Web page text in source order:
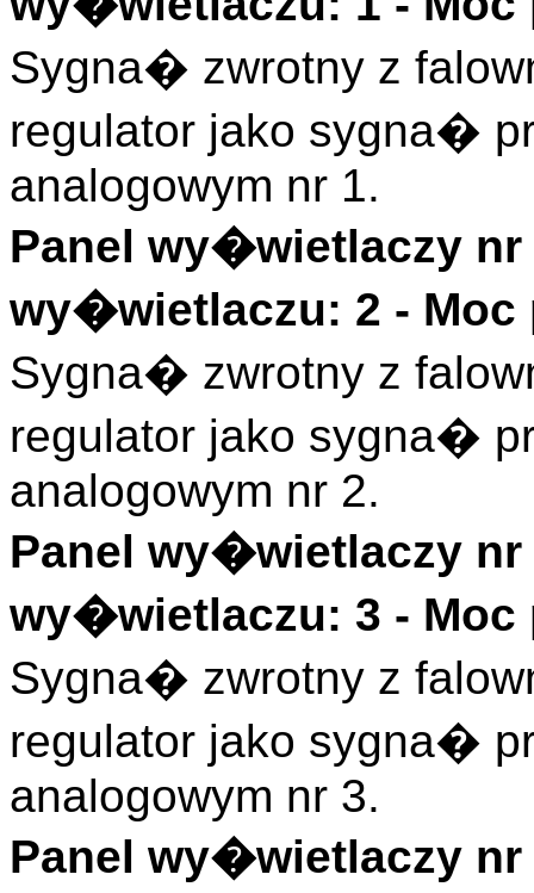
Sygna� zwrotny z
regulator jako sygna�
analogowym nr 1.
Panel wy�wietlaczy nr
wy�wietlaczu: 2 - Moc
Sygna� zwrotny z
regulator jako sygna�
analogowym nr 2.
Panel wy�wietlaczy nr
wy�wietlaczu: 3 - Moc
Sygna� zwrotny z
regulator jako sygna�
analogowym nr 3.
Panel wy�wietlaczy nr